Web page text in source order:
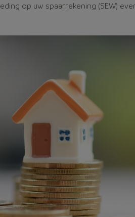
op uw spaarrekening (SEW)